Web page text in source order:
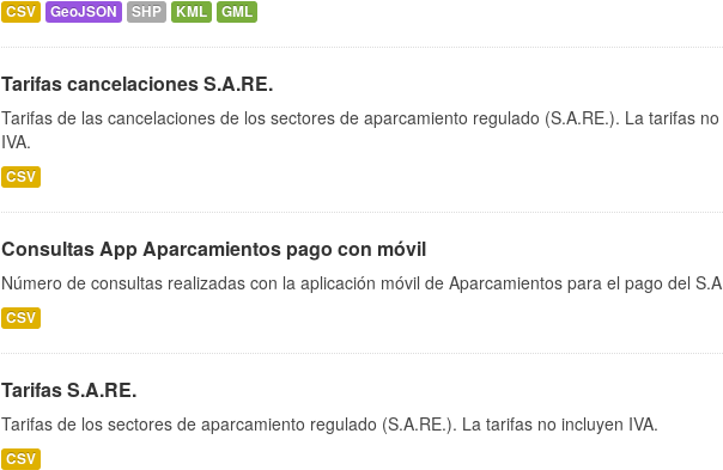
CSV GeoJSON SHP KML GML
Tarifas cancelaciones S.A.RE.
Tarifas de las cancelaciones de los sectores de aparcamiento regulado (S.A.RE.). La tarifas
IVA.
CSV
Consultas App Aparcamientos pago con móvil
Número de consultas realizadas con la aplicación móvil de Aparcamientos para el pago del
CSV
Tarifas S.A.RE.
Tarifas de los sectores de aparcamiento regulado (S.A.RE.). La tarifas no incluyen IVA.
CSV